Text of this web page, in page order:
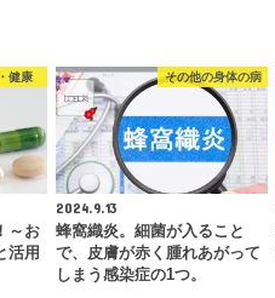
健康
～お
活用
その他の身体の病
2024.9.13
蜂窩織炎。細菌が入ること
で、皮膚が赤く腫れあがって
しまう感染症の1つ。